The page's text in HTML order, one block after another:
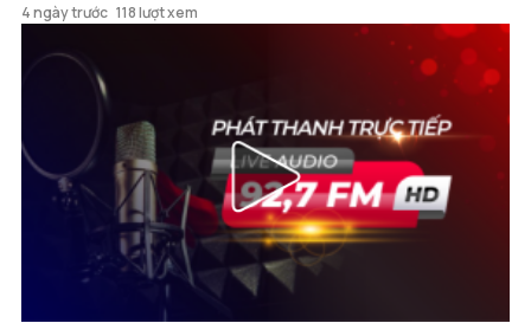
4 ngày trước 118 lượt xem